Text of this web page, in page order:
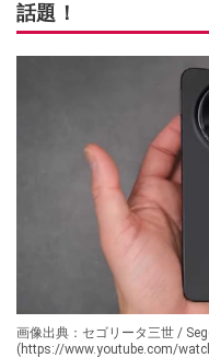
話題！
画像出典：セゴリータ三世 /
(https://www.youtube.com/